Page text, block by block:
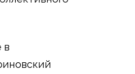
в